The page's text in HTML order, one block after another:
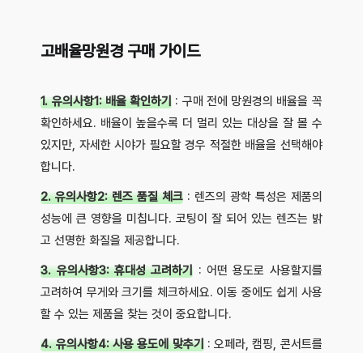
고배율망원경 구매 가이드
1. 유의사항1: 배율 확인하기 : 구매 전에 망원경의 배율을 꼭
확인하세요. 배율이 높을수록 더 멀리 있는 대상을 잘 볼 수
있지만, 자세한 시야가 필요할 경우 적절한 배율을 선택해야
합니다.
2. 유의사항2: 렌즈 품질 체크 : 렌즈의 광학 특성은 제품의
성능에 큰 영향을 미칩니다. 코팅이 잘 되어 있는 렌즈는 밝
고 선명한 화질을 제공합니다.
3. 유의사항3: 휴대성 고려하기 : 어떤 용도로 사용할지를
고려하여 무게와 크기를 체크하세요. 이동 중에도 쉽게 사용
할 수 있는 제품을 찾는 것이 중요합니다.
4. 유의사항4: 사용 용도에 맞추기: 오페라, 캠핑, 콘서트를